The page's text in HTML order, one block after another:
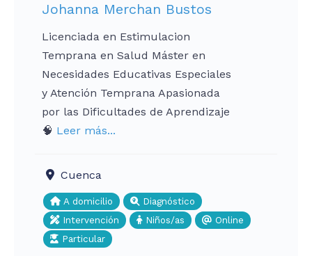
Johanna Merchan Bustos
Licenciada en Estimulacion
Temprana en Salud Máster en
Necesidades Educativas Especiales
y Atención Temprana Apasionada
por las Dificultades de Aprendizaje
🧠 Leer más...
Cuenca
A domicilio
Diagnóstico
Intervención
Niños/as
Online
Particular